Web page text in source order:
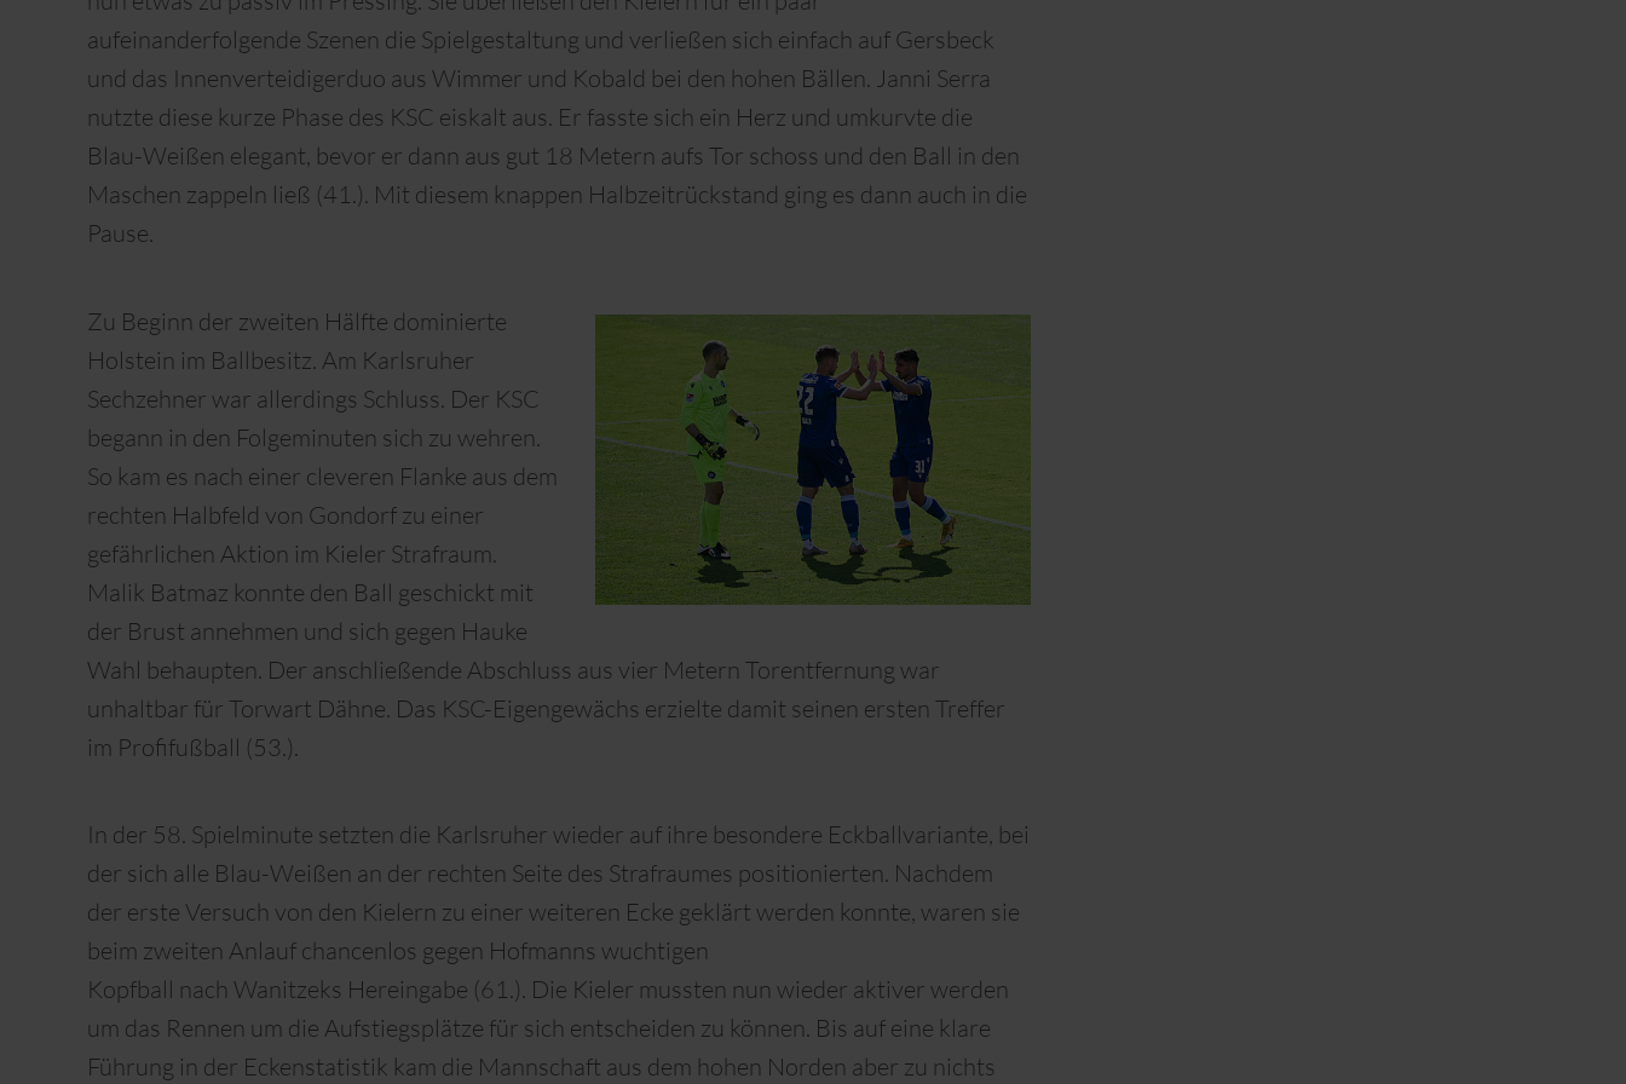
aufeinanderfolgende Szenen die Spielgestaltung und verließen sich einfach auf Gersbeck
und das Innenverteidigerduo aus Wimmer und Kobald bei den hohen Bällen. Janni Serra
nutzte diese kurze Phase des KSC eiskalt aus. Er fasste sich ein Herz und umkurvte die
Blau-Weißen elegant, bevor er dann aus gut 18 Metern aufs Tor schoss und den Ball in den
Maschen zappeln ließ (41.). Mit diesem knappen Halbzeitrückstand ging es dann auch in die
Pause.
Zu Beginn der zweiten Hälfte dominierte
Holstein im Ballbesitz. Am Karlsruher
Sechzehner war allerdings Schluss. Der KSC
begann in den Folgeminuten sich zu wehren.
So kam es nach einer cleveren Flanke aus dem
rechten Halbfeld von Gondorf zu einer
gefährlichen Aktion im Kieler Strafraum.
Malik Batmaz konnte den Ball geschickt mit
der Brust annehmen und sich gegen Hauke
Wahl behaupten. Der anschließende Abschluss aus vier Metern Torentfernung war
unhaltbar für Torwart Dähne. Das KSC-Eigengewächs erzielte damit seinen ersten Treffer
im Profifußball (53.).
In der 58. Spielminute setzten die Karlsruher wieder auf ihre besondere Eckballvariante, bei
der sich alle Blau-Weißen an der rechten Seite des Strafraumes positionierten. Nachdem
der erste Versuch von den Kielern zu einer weiteren Ecke geklärt werden konnte, waren sie
beim zweiten Anlauf chancenlos gegen Hofmanns wuchtigen
Kopfball nach Wanitzeks Hereingabe (61.). Die Kieler mussten nun wieder aktiver werden
um das Rennen um die Aufstiegsplätze für sich entscheiden zu können. Bis auf eine klare
Führung in der Eckenstatistik kam die Mannschaft aus dem hohen Norden aber zu nichts